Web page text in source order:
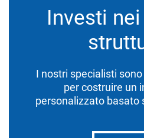
Investi
I nostri specialisti
per costruire un
personalizzato basato